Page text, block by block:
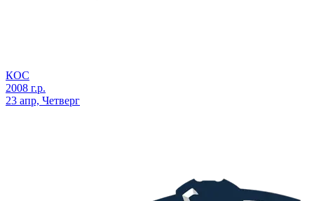
КОС
2008 г.р.
23 апр, Четверг